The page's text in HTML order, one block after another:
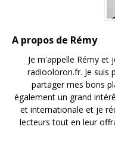
A propos de Rémy
Je m'appelle Rémy et
radiooloron.fr. Je suis
partager mes bons
également un grand
et internationale et je
lecteurs tout en leur